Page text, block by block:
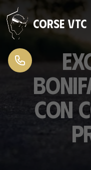
Ir al contenido
Corse VTC
con